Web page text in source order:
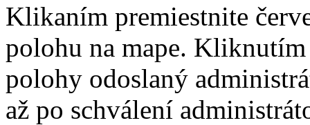
Klikaním premiestnite
polohu na mape.
polohy odoslaný
až po schválení